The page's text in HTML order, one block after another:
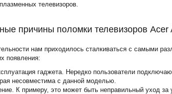
телевизоров.
причины поломки телевизоров Acer
нам приходилось сталкиваться с самыми
появления:
гаджета. Нередко пользователи
несовместима с данной моделью.
К примеру, это может быть неправильный уход за